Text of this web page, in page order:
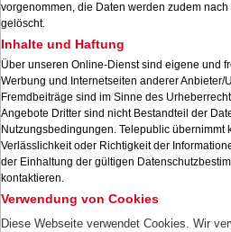
vorgenommen, die Daten werden zudem
gelöscht.
Inhalte und Haftung
Über unseren Online-Dienst sind eigene und
Werbung und Internetseiten anderer Anbieter/
Fremdbeiträge sind im Sinne des
Angebote Dritter sind nicht Bestandteil der
Nutzungsbedingungen. Telepublic übernimmt
Verlässlichkeit oder Richtigkeit der
der Einhaltung der gültigen
kontaktieren.
Verwendung von Cookies
Diese Webseite verwendet Cookies. Wir